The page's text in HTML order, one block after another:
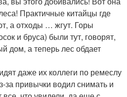
Практичные китайцы где
а отходы … жгут. Горы
и бруса) были тут, говорят,
дом, а теперь лес обдает
даже их коллеги по ремеслу
за привычки водил снимать и